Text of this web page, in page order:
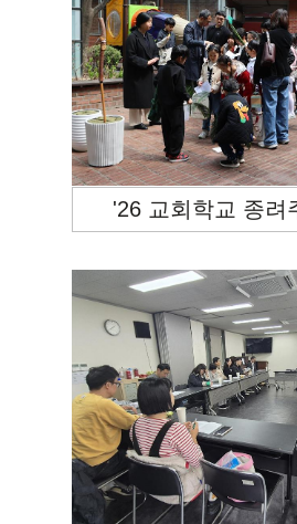
'26 교회학교 종려